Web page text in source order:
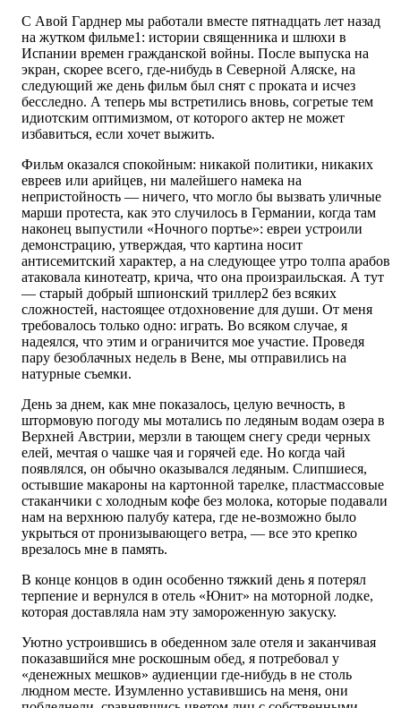
С Авой Гарднер мы работали вместе пятнадцать лет назад
на жутком фильме1: истории священника и шлюхи в
Испании времен гражданской войны. После выпуска на
экран, скорее всего, где-нибудь в Северной Аляске, на
следующий же день фильм был снят с проката и исчез
бесследно. А теперь мы встретились вновь, согретые тем
идиотским оптимизмом, от которого актер не может
избавиться, если хочет выжить.
Фильм оказался спокойным: никакой политики, никаких
евреев или арийцев, ни малейшего намека на
непристойность — ничего, что могло бы вызвать уличные
марши протеста, как это случилось в Германии, когда там
наконец выпустили «Ночного портье»: евреи устроили
демонстрацию, утверждая, что картина носит
антисемитский характер, а на следующее утро толпа арабов
атаковала кинотеатр, крича, что она произраильская. А тут
— старый добрый шпионский триллер2 без всяких
сложностей, настоящее отдохновение для души. От меня
требовалось только одно: играть. Во всяком случае, я
надеялся, что этим и ограничится мое участие. Проведя
пару безоблачных недель в Вене, мы отправились на
натурные съемки.
День за днем, как мне показалось, целую вечность, в
штормовую погоду мы мотались по ледяным водам озера в
Верхней Австрии, мерзли в тающем снегу среди черных
елей, мечтая о чашке чая и горячей еде. Но когда чай
появлялся, он обычно оказывался ледяным. Слипшиеся,
остывшие макароны на картонной тарелке, пластмассовые
стаканчики с холодным кофе без молока, которые подавали
нам на верхнюю палубу катера, где не-возможно было
укрыться от пронизывающего ветра, — все это крепко
врезалось мне в память.
В конце концов в один особенно тяжкий день я потерял
терпение и вернулся в отель «Юнит» на моторной лодке,
которая доставляла нам эту замороженную закуску.
Уютно устроившись в обеденном зале отеля и заканчивая
показавшийся мне роскошным обед, я потребовал у
«денежных мешков» аудиенции где-нибудь в не столь
людном месте. Изумленно уставившись на меня, они